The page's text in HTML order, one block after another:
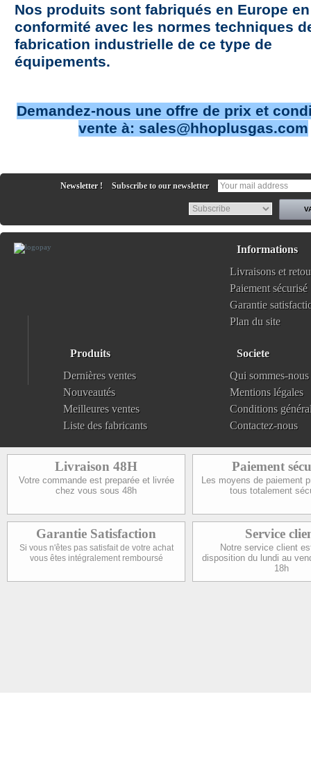
Nos produits sont fabriqués en Europe en
conformité avec les normes techniques
fabrication industrielle de ce type de
équipements.
Demandez-nous une offre de prix et
vente à: sales@hhoplusgas.com
Newsletter ! Subscribe to our newsletter
Informations
Livraisons et
Paiement sécurisé
Garantie
Plan du site
Produits
Dernières ventes
Nouveautés
Meilleures ventes
Liste des fabricants
Societe
Qui sommes-nous
Mentions légales
Conditions
Contactez-nous
Livraison 48H
Votre commande est preparée et livrée
chez vous sous 48h
Paiement
Les moyens de paiement
tous totalement
Garantie Satisfaction
Si vous n'êtes pas satisfait de votre achat
vous êtes intégralement remboursé
Service
Notre service client
disposition du lundi au
18h